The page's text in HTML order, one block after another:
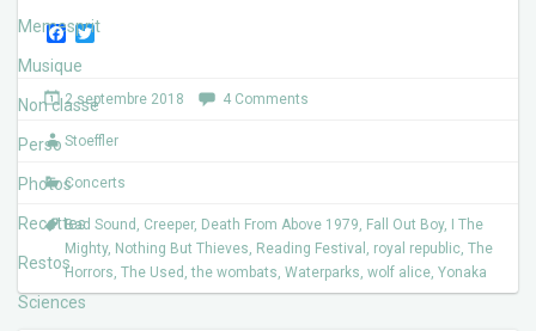
Memesprit
Musique
Non classé
Perso
Photos
Recettes
Restos
Sciences
F
c
e
b
o
T
t
r
2 septembre 2018 4 Comments
Stoeffler
Concerts
Bad Sound , Creeper, Death From Above 1979, Fall Out Boy,
I The
Mighty, Nothing But Thieves, Reading Festival , royal republic, The
Horrors, The Used ,the wombats, Waterparks, wolf alice, Yonaka